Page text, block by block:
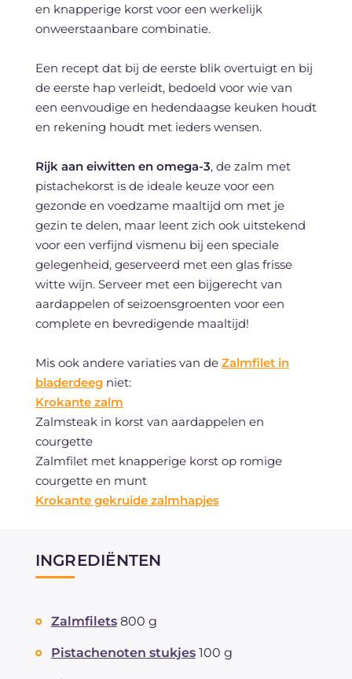
en knapperige korst voor een werkelijk
onweerstaanbare combinatie.
Een recept dat bij de eerste blik overtuigt en bij
de eerste hap verleidt, bedoeld voor wie van
een eenvoudige en hedendaagse keuken houdt
en rekening houdt met ieders wensen.
Rijk aan eiwitten en omega-3, de zalm met
pistachekorst is de ideale keuze voor een
gezonde en voedzame maaltijd om met je
gezin te delen, maar leent zich ook uitstekend
voor een verfijnd vismenu bij een speciale
gelegenheid, geserveerd met een glas frisse
witte wijn. Serveer met een bijgerecht van
aardappelen of seizoensgroenten voor een
complete en bevredigende maaltijd!
Mis ook andere variaties van de Zalmfilet in
bladerdeegniet:
Krokante zalm
Zalmsteak in korst van aardappelen en
courgette
Zalmfilet met knapperige korst op romige
courgette en munt
Krokante gekruide zalmhapjes
INGREDIËNTEN
Zalmfilets 800 g
Pistachenoten stukjes 100 g